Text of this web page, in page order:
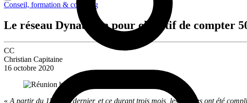
Conseil, formation & coaching
Le réseau Dynabuy a pour objectif de compter
CC
Christian Capitaine
16 octobre 2020
« A partir du 15 mars dernier, et ce durant trois mois, les affaires ont été